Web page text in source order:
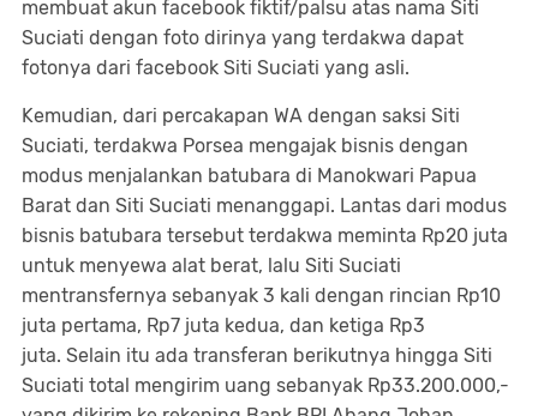
membuat akun facebook fiktif/palsu atas nama Siti
Suciati dengan foto dirinya yang terdakwa dapat
fotonya dari facebook Siti Suciati yang asli.
Kemudian, dari percakapan WA dengan saksi Siti
Suciati, terdakwa Porsea mengajak bisnis dengan
modus menjalankan batubara di Manokwari Papua
Barat dan Siti Suciati menanggapi. Lantas dari modus
bisnis batubara tersebut terdakwa meminta Rp20 juta
untuk menyewa alat berat, lalu Siti Suciati
mentransfernya sebanyak 3 kali dengan rincian Rp10
juta pertama, Rp7 juta kedua, dan ketiga Rp3
juta. Selain itu ada transferan berikutnya hingga Siti
Suciati total mengirim uang sebanyak Rp33.200.000,-